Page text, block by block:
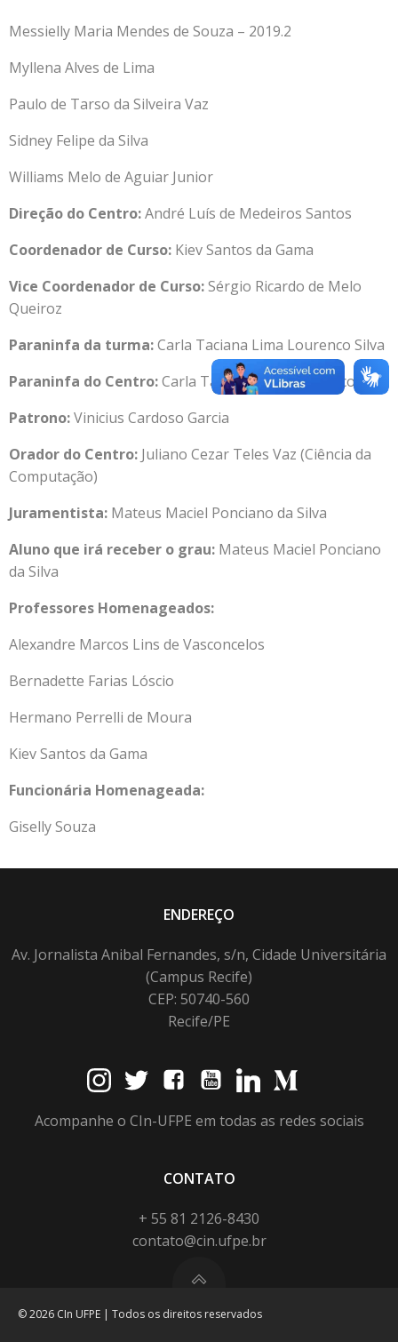
Messielly Maria Mendes de Souza – 2019.2
Myllena Alves de Lima
Paulo de Tarso da Silveira Vaz
Sidney Felipe da Silva
Williams Melo de Aguiar Junior
Direção do Centro:André Luís de Medeiros Santos
Coordenador de Curso: Kiev Santos da Gama
Vice Coordenador de Curso:Sérgio Ricardo de Melo
Queiroz
Paraninfa da turma:Carla Taciana Lima Lourenco Silva
Paraninfa do Centro:Carla Taciana Lima Lourenco Silva
Patrono:Vinicius Cardoso Garcia
Orador do Centro: Juliano Cezar Teles Vaz (Ciência da
Computação)
Juramentista: Mateus Maciel Ponciano da Silva
Aluno que irá receber o grau: Mateus Maciel Ponciano
da Silva
Professores Homenageados:
Alexandre Marcos Lins de Vasconcelos
Bernadette Farias Lóscio
Hermano Perrelli de Moura
Kiev Santos da Gama
Funcionária Homenageada:
Giselly Souza
ENDEREÇO
Av. Jornalista Anibal Fernandes, s/n, Cidade Universitária
(Campus Recife)
CEP: 50740-560
Recife/PE
Acompanhe o CIn-UFPE em todas as redes sociais
CONTATO
+ 55 81 2126-8430
contato@cin.ufpe.br
© 2026 CIn UFPE | Todos os direitos reservados